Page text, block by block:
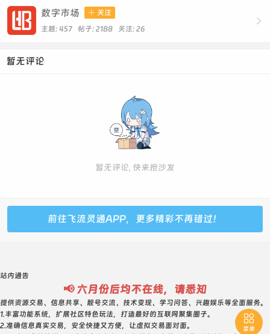
573892 普号 24级 2666元 0违规
598939 普号 8级 4188元 棍子类型 回旋
631734 普号 47级 1450元 无保 目前只能绑V 包售后
657857 普号 77级 4800元 假山类型 5678组合
668474 普号 6级 3200元 对子开 回旋尾
669249 普号 40级 2700元 66对子开
737808 普号 62级 5300元 会7 极品双回旋
业务累计10年左右
828542 靓号 皇冠 4050元 会9黄8绿8音6 回旋开 8285递
论永久 3727递减
852251 普号 三太 4100元 回旋5225
885446 靓号 三太 5100元 会8黄4 买断靓AABCCD

数字市场  关注
主题: 457 帖子: 2188 关注: 26
暂无评论
暂无评论, 快来抢沙发
前往飞流灵通APP，更多精彩不再错过！

菜单
站内通告
📢 六月份后均不在线，请悉知
提供资源交易、信息共享、靓号交流、技术变现、学习问答、兴趣娱乐等全面服务。
1.丰富功能系统，扩展社区特色玩法，打造最好的互联网聚集圈子。
2.准确信息真实交易，安全快捷又方便，让虚拟交易面对面。